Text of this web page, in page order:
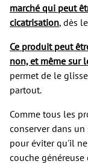
marché qui peut
cicatrisation, dès
Ce produit peut
non, et même sur
permet de le
partout.
Comme tous les
conserver dans
pour éviter qu'il
couche